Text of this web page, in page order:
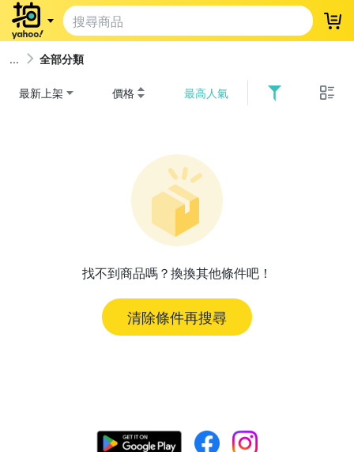
登
全部分類
最新上架 價格 最高人氣
找不到商品嗎？換換其他條件吧！
清除條件再搜尋